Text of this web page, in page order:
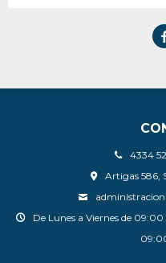
4334
Artigas 586,
De Lunes a Viernes de